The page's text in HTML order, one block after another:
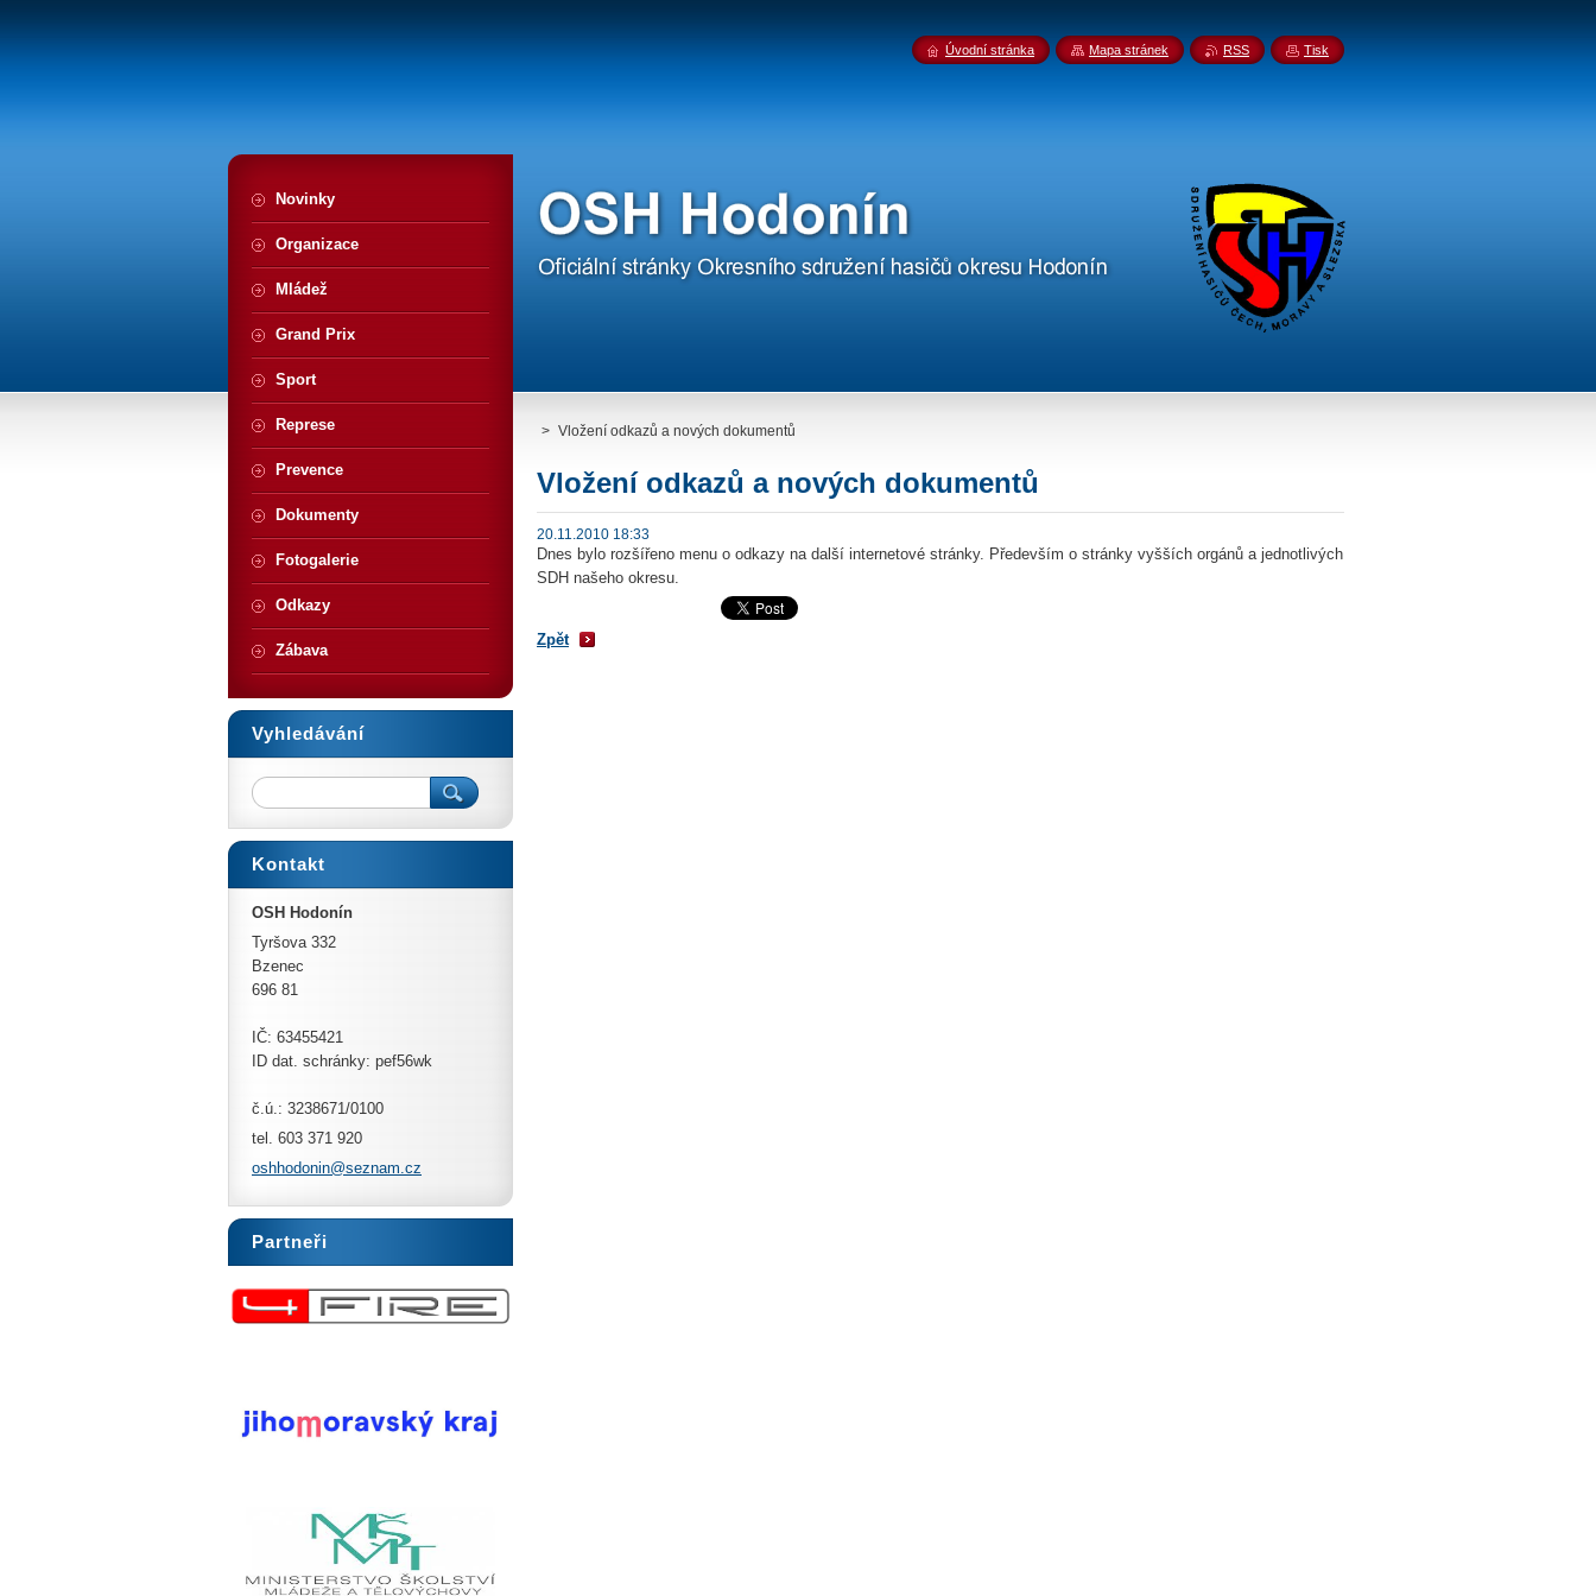
> Vložení odkazů a nových dokumentů
Vložení odkazů a nových dokumentů
20.11.2010 18:33
Dnes bylo rozšířeno menu o odkazy na další internetové stránky. Především o stránky vyšších orgánů a jednotlivých
SDH našeho okresu.
Zpět
Novinky
Organizace
Mládež
Grand Prix
Sport
Represe
Prevence
Dokumenty
Fotogalerie
Odkazy
Zábava
Vyhledávání
Kontakt
OSH Hodonín
Tyršova 332
Bzenec
696 81
IČ: 63455421
ID dat. schránky: pef56wk
č.ú.: 3238671/0100
tel. 603 371 920
oshhodonin@seznam.cz
Partneři
Úvodní stránka Mapa stránek RSS Tisk